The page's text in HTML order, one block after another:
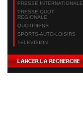
PRESSE INTERNATIONALE
PRESSE QUOT
REGIONALE
QUOTIDIENS
SPORTS-AUTO-LOISIRS
TELEVISION